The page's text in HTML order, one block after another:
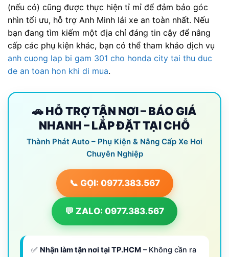
(nếu có) cũng được thực hiện tỉ mỉ để đảm bảo góc
nhìn tối ưu, hỗ trợ Anh Minh lái xe an toàn nhất. Nếu
bạn đang tìm kiếm một địa chỉ đáng tin cậy để nâng
cấp các phụ kiện khác, bạn có thể tham khảo dịch vụ
anh cuong lap bi gam 301 cho honda city tai thu duc
de an toan hon khi di mua.
🚗 HỖ TRỢ TẬN NƠI – BÁO GIÁ
NHANH – LẮP ĐẶT TẠI CHỖ
Thành Phát Auto – Phụ Kiện & Nâng Cấp Xe Hơi
Chuyên Nghiệp
📞 GỌI: 0977.383.567
💬 ZALO: 0977.383.567
✅ Nhận làm tận nơi tại TP.HCM – Không cần ra